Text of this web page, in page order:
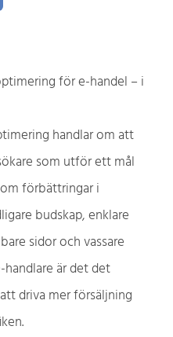
för e-handel – i
handlar om att
som utför ett mål
förbättringar i
budskap, enklare
sidor och vassare
handlare är det det
driva mer försäljning